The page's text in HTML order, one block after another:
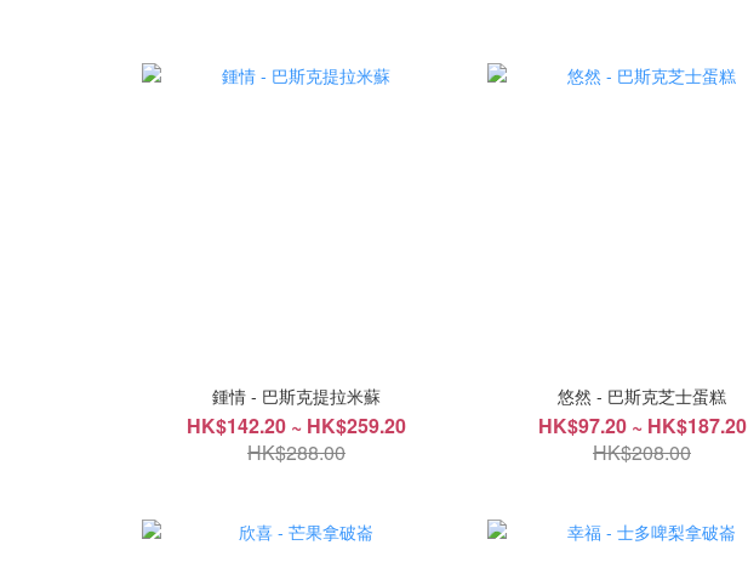
鍾情 - 巴斯克提拉米蘇
HK$142.20 ~ HK$259.20
HK$288.00
悠然 - 巴斯克芝士蛋糕
HK$97.20 ~ HK$187.20
HK$208.00